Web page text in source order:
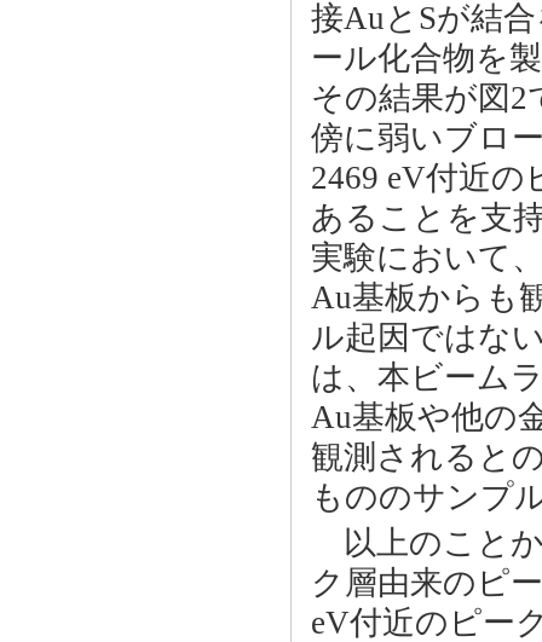
接AuとSが結
ール化合物を
その結果が図2
傍に弱いブロ
2469 eV付近
あることを支
実験において
Au基板からも
ル起因ではな
は、本ビーム
Au基板や他の
観測されると
もののサンプ
以上のこと
ク層由来のピ
eV付近のピー